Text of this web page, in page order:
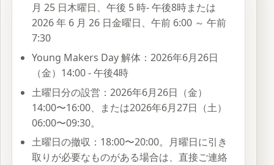
月 25 日木曜日、午後 5 時- 午後8時または
2026 年 6 月 26 日金曜日、午前 6:00 ～ 午前
7:30
Young Makers Day 解体：2026年6月26日
（金）14:00 - 午後4時
土曜日分の設営：2026年6月26日（金）
14:00〜16:00、または2026年6月27日（土）
06:00〜09:30。
土曜日の撤収：18:00〜20:00。月曜日に引き
取りが必要なものがある場合は、直接ご連絡